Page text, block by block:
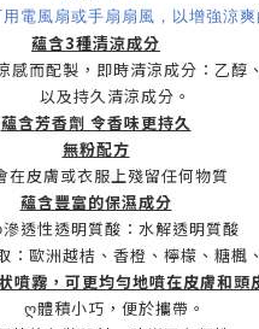
電風扇或手扇扇風，以增強涼爽
蘊含3種清涼成分
感而配製，即時清涼成分：乙醇
以及持久清涼成分。
蘊含芳香劑 令香味更持久
無粉配方
在皮膚或衣服上殘留任何物質
蘊含豐富的保濕成分
透性透明質酸：水解透明質酸
：歐洲越桔、香橙、檸檬、糖楓
噴霧，可更均勻地噴在皮膚和頭
ღ體積小巧，便於攜帶。